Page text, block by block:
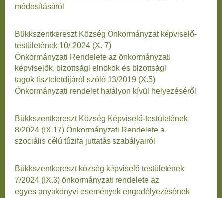
módosításáról
Bükkszentkereszt Község Önkormányzat képviselő-
testületének 10/ 2024 (X. 7)
Önkormányzati Rendelete az önkormányzati
képviselők, bizottsági elnökök és bizottsági
tagok tiszteletdíjáról szóló 13/2019 (X.5)
Önkormányzati rendelet hatályon kívül helyezéséről
Bükkszentkereszt Község Képviselő-testületének
8/2024 (IX.17) Önkormányzati Rendelete a
szociális célú tűzifa juttatás szabályairól
Bükkszentkereszt község képviselő testületének
7/2024 (IX.3) önkormányzati rendelete az
egyes anyakönyvi események engedélyezésének